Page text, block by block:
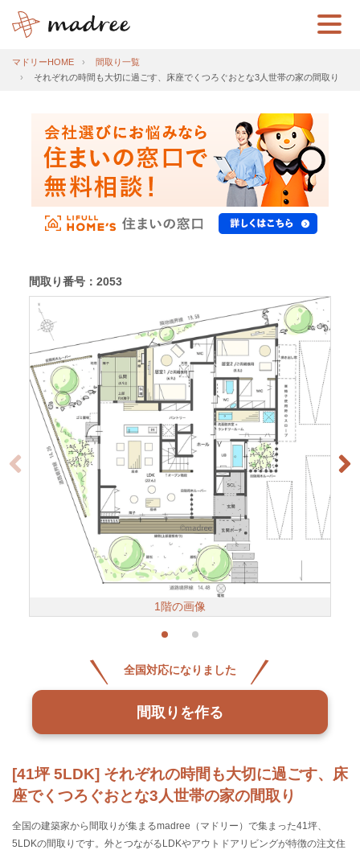
マドリーHOME
間取り一覧
それぞれの時間も大切に過ごす、床座でくつろぐおとな3人世帯の家の間取り
[41坪 5LDK] それぞれの時間も大切に過ごす、床
座でくつろぐおとな3人世帯の家の間取り
全国の建築家から間取りが集まるmadree（マドリー）で集まった41坪、
5LDKの間取りです。外とつながるLDKやアウトドアリビングが特徴の注文住
間取り番号：2053
1階の画像
全国対応になりました
間取りを作る